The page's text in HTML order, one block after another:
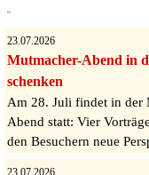
23.07.2026
Mutmacher-Abend in
schenken
Am 28. Juli findet in der
Abend statt: Vier
den Besuchern neue